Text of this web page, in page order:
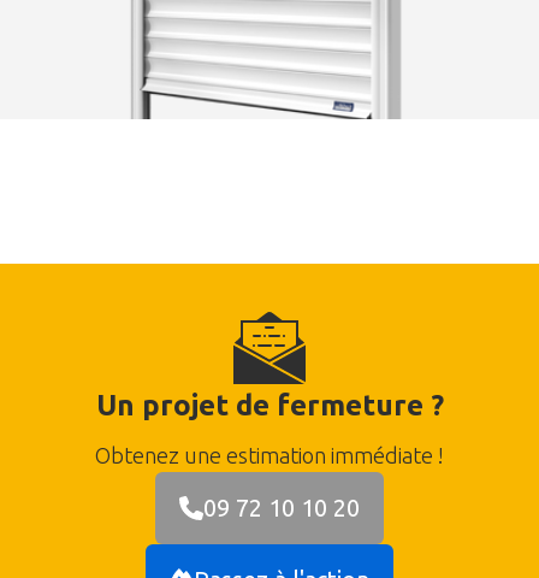
Un projet de fermeture ?
Obtenez une estimation immédiate !
09 72 10 10 20